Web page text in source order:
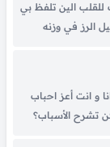
للقلب الين تلفظ بي
الرز في وزنه
و انت أعز احباب
تشرح الأسباب؟